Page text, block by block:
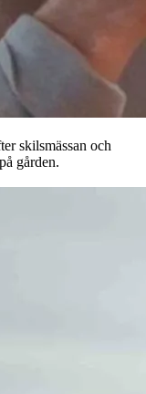
skilsmässan och
gården.